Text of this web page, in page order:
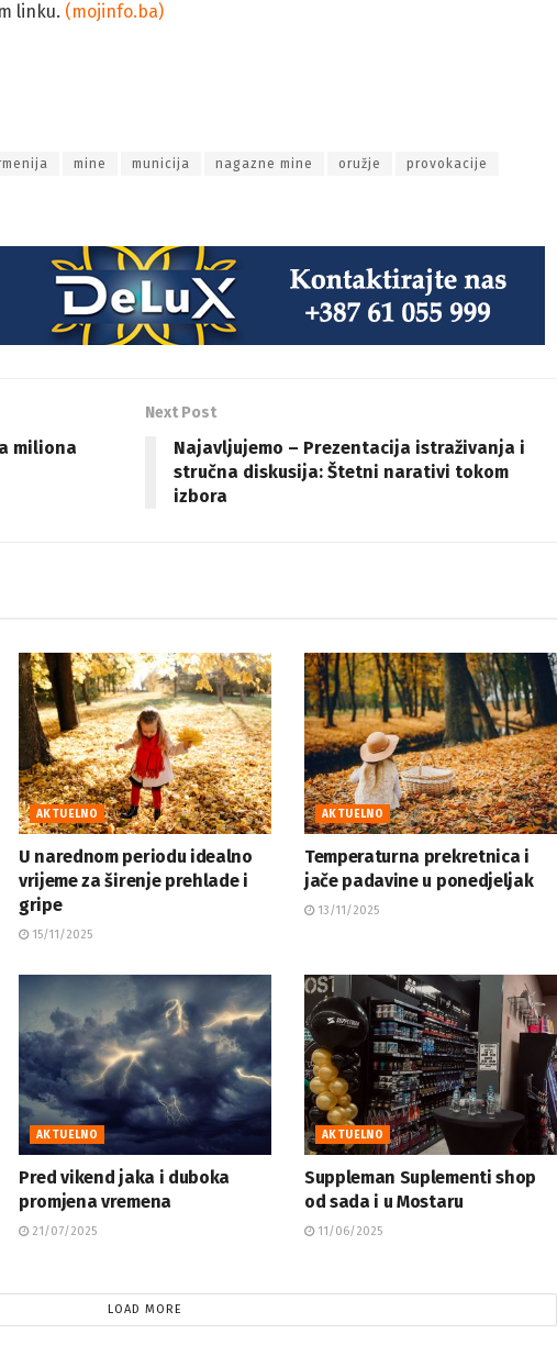
linku. (mojinfo.ba)
mine municija nagazne mine oružje provokacije
miliona
Next Post
Najavljujemo – Prezentacija istraživanja i
stručna diskusija: Štetni narativi tokom
izbora
AKTUELNO
U narednom periodu idealno
vrijeme za širenje prehlade i
gripe
15/11/2025
AKTUELNO
Temperaturna prekretnica i
jače padavine u ponedjeljak
13/11/2025
AKTUELNO
Pred vikend jaka i duboka
promjena vremena
21/07/2025
AKTUELNO
Suppleman Suplementi shop
od sada i u Mostaru
11/06/2025
LOAD MORE